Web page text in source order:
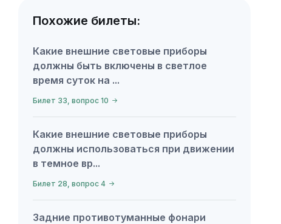
Похожие билеты:
Какие внешние световые приборы
должны быть включены в светлое
время суток на ...
Билет 33, вопрос 10
Какие внешние световые приборы
должны использоваться при движении
в темное вр...
Билет 28, вопрос 4
Задние противотуманные фонари